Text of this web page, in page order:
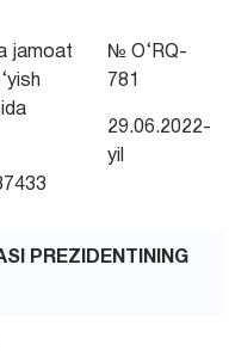
jamoat
№ O‘RQ-
781
29.06.2022-
yil
PREZIDENTINING